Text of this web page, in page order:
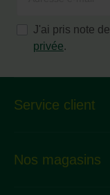
J'ai pris note de
privée.
Service client
Nos magasins